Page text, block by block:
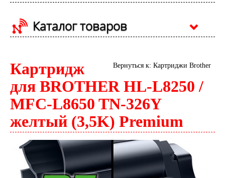
Каталог товаров
Вернуться к: Картриджи Brother
Картридж
для BROTHER HL-L8250 /
MFC-L8650 TN-326Y
желтый (3,5K) Premium